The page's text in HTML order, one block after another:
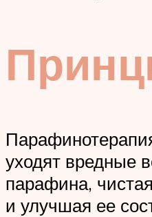
уходят вредные
парафина,
и улучшая ее